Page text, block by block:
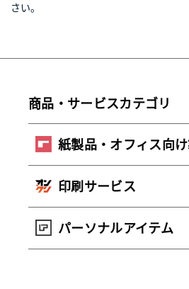
さい。
商品・サービスカテゴリ
紙製品・オフィス向
印刷サービス
パーソナルアイテム